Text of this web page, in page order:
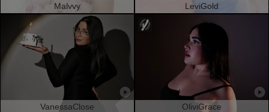
Malvvy LeviGold
VanessaClose OliviGrace